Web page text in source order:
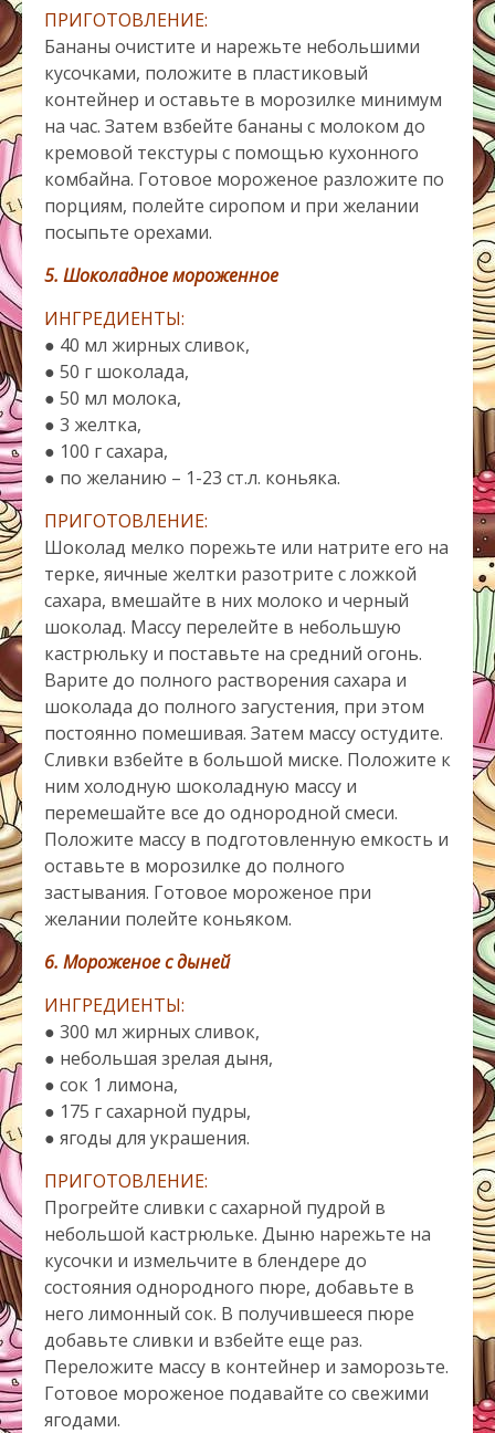
ПРИГОТОВЛЕНИЕ:
Бананы очистите и нарежьте небольшими
кусочками, положите в пластиковый
контейнер и оставьте в морозилке минимум
на час. Затем взбейте бананы с молоком до
кремовой текстуры с помощью кухонного
комбайна. Готовое мороженое разложите по
порциям, полейте сиропом и при желании
посыпьте орехами.
5. Шоколадное мороженное
ИНГРЕДИЕНТЫ:
● 40 мл жирных сливок,
● 50 г шоколада,
● 50 мл молока,
● 3 желтка,
● 100 г сахара,
● по желанию – 1-23 ст.л. коньяка.
ПРИГОТОВЛЕНИЕ:
Шоколад мелко порежьте или натрите его на
терке, яичные желтки разотрите с ложкой
сахара, вмешайте в них молоко и черный
шоколад. Массу перелейте в небольшую
кастрюльку и поставьте на средний огонь.
Варите до полного растворения сахара и
шоколада до полного загустения, при этом
постоянно помешивая. Затем массу остудите.
Сливки взбейте в большой миске. Положите к
ним холодную шоколадную массу и
перемешайте все до однородной смеси.
Положите массу в подготовленную емкость и
оставьте в морозилке до полного
застывания. Готовое мороженое при
желании полейте коньяком.
6. Мороженое с дыней
ИНГРЕДИЕНТЫ:
● 300 мл жирных сливок,
● небольшая зрелая дыня,
● сок 1 лимона,
● 175 г сахарной пудры,
● ягоды для украшения.
ПРИГОТОВЛЕНИЕ:
Прогрейте сливки с сахарной пудрой в
небольшой кастрюльке. Дыню нарежьте на
кусочки и измельчите в блендере до
состояния однородного пюре, добавьте в
него лимонный сок. В получившееся пюре
добавьте сливки и взбейте еще раз.
Переложите массу в контейнер и заморозьте.
Готовое мороженое подавайте со свежими
ягодами.